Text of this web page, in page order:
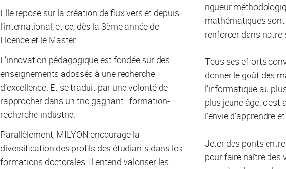
Elle repose sur la création de flux vers et depuis
l’international, et ce, dès la 3ème année de
Licence et le Master.
L’innovation pédagogique est fondée sur des
enseignements adossés à une recherche
d’excellence. Et se traduit par une volonté de
rapprocher dans un trio gagnant : formation-
recherche-industrie.
Parallèlement, MILYON encourage la
diversification des profils des étudiants dans les
formations doctorales. Il entend valoriser les
rigueur
mathématiques
renforcer dans notre
Tous ses efforts
donner le goût des
l’informatique au
plus jeune âge,
l’envie d’apprendre
Jeter des ponts
pour faire naître des